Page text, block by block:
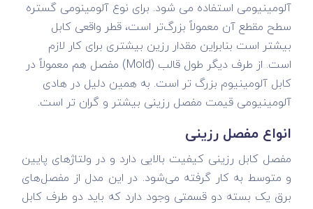
آلومینیومی استفاده می شود. برای نوع آلومینومی گستره
سطح مقطع آن معمولاً بزرگ‌تر است، قطر واقعی کابل
بیشتر است بنابراین مقدار رزین بیشتری برای کار لازم
است. از طرف دیگر طول قالب (Mold) مفصل هم معمولاً در
کابل آلومینیوم بزرگ‌ تر است. به همین دلیل در هادی
آلومینیومی قیمت مفصل رزینی بیشتر و گران تر است.
انواع مفصل رزینی
مفصل کابل رزینی کیفیت بالایی دارد و در ولتاژهای پایین
و متوسط به کار گرفته می‌شود. در این مدل از مفصل‌های
برق یک بسته دو قسمتی وجود دارد که باید دو طرف کابل